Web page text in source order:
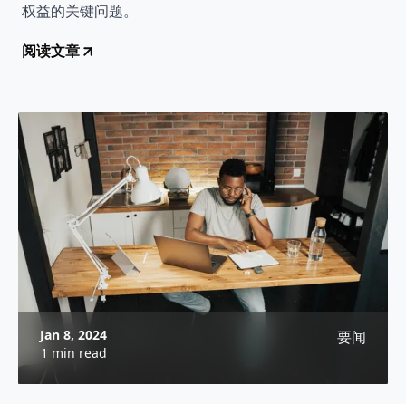
权益的关键问题。
阅读文章
Jan 8, 2024
1 min read
要闻